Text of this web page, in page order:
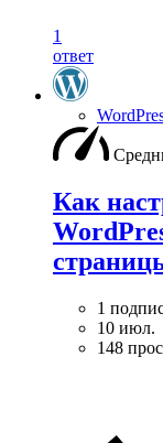
1
ответ
Как
1
10 июл.
148